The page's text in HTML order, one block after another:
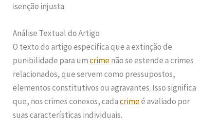
isenção injusta.
Análise Textual do Artigo
O texto do artigo especifica que a extinção de
punibilidade para umcrimenão se estende a crimes
relacionados, que servem como pressupostos,
elementos constitutivos ou agravantes. Isso significa
que, nos crimes conexos, cadacrimeé avaliado por
suas características individuais.